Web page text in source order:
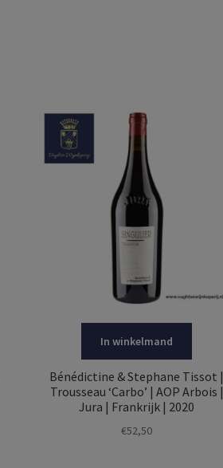
In winkelmand
Bénédictine & Stephane Tissot |
Trousseau ‘Carbo’ | AOP Arbois |
Jura | Frankrijk | 2020
€52,50